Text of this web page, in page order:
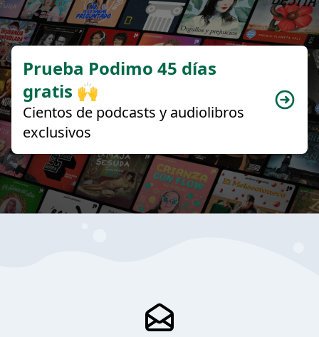
Prueba Podimo 45 días
gratis 🙌
Cientos de podcasts y audiolibros
exclusivos